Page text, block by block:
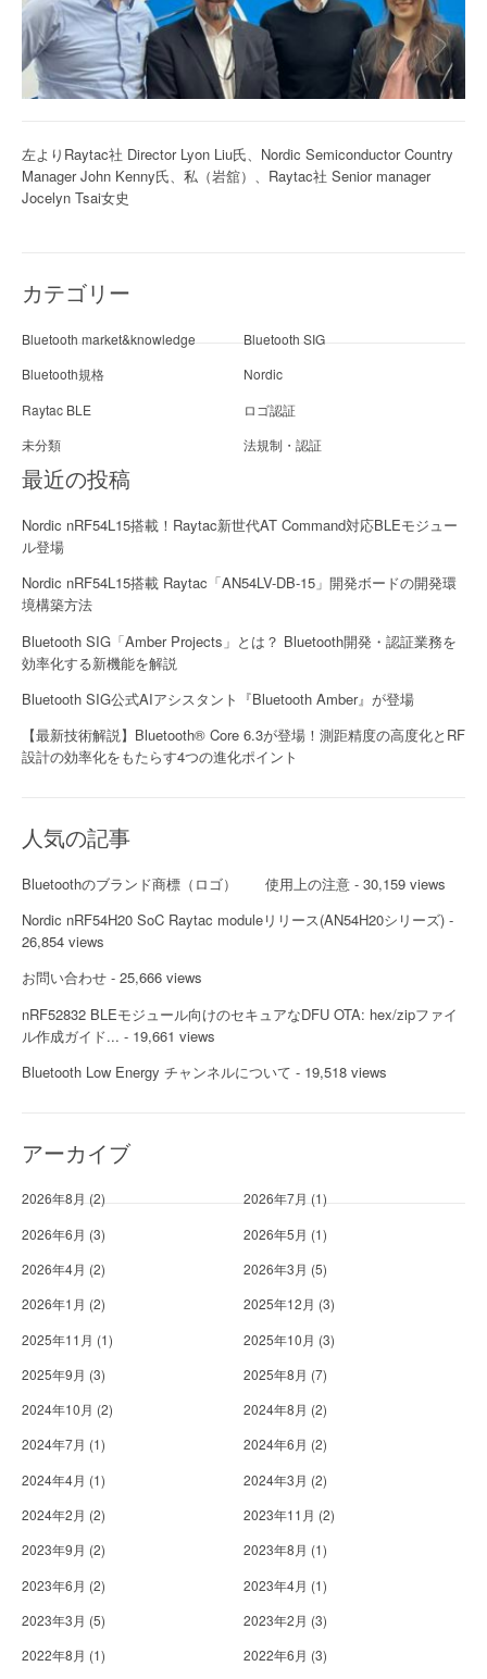
左よりRaytac社 Director Lyon Liu氏、Nordic Semiconductor Country
Manager John Kenny氏、私（岩舘）、Raytac社 Senior manager
Jocelyn Tsai女史
カテゴリー
Bluetooth market&knowledge
Bluetooth SIG
Bluetooth規格
Nordic
Raytac BLE
ロゴ認証
未分類
法規制・認証
最近の投稿
Nordic nRF54L15搭載！Raytac新世代AT Command対応BLEモジュー
ル登場
Nordic nRF54L15搭載 Raytac「AN54LV-DB-15」開発ボードの開発環
境構築方法
Bluetooth SIG「Amber Projects」とは？ Bluetooth開発・認証業務を
効率化する新機能を解説
Bluetooth SIG公式AIアシスタント『Bluetooth Amber』が登場
【最新技術解説】Bluetooth® Core 6.3が登場！測距精度の高度化とRF
設計の効率化をもたらす4つの進化ポイント
人気の記事
Bluetoothのブランド商標（ロゴ） 使用上の注意 - 30,159 views
Nordic nRF54H20 SoC Raytac moduleリリース(AN54H20シリーズ) -
26,854 views
お問い合わせ - 25,666 views
nRF52832 BLEモジュール向けのセキュアなDFU OTA: hex/zipファイ
ル作成ガイド... - 19,661 views
Bluetooth Low Energy チャンネルについて - 19,518 views
アーカイブ
2026年8月 (2) 2026年7月 (1)
2026年6月 (3) 2026年5月 (1)
2026年4月 (2) 2026年3月 (5)
2026年1月 (2) 2025年12月 (3)
2025年11月 (1) 2025年10月 (3)
2025年9月 (3) 2025年8月 (7)
2024年10月 (2) 2024年8月 (2)
2024年7月 (1) 2024年6月 (2)
2024年4月 (1) 2024年3月 (2)
2024年2月 (2) 2023年11月 (2)
2023年9月 (2) 2023年8月 (1)
2023年6月 (2) 2023年4月 (1)
2023年3月 (5) 2023年2月 (3)
2022年8月 (1) 2022年6月 (3)